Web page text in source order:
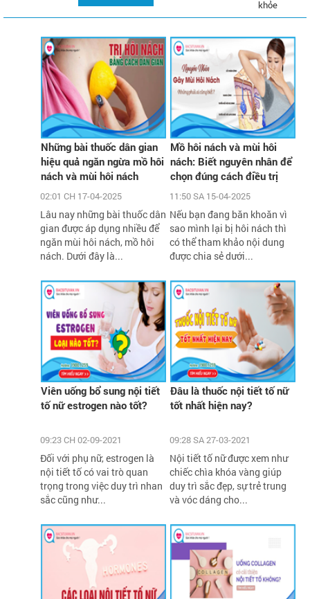
khỏe
Những bài thuốc dân gian
hiệu quả ngăn ngừa mồ hôi
nách và mùi hôi nách
02:01 CH 17-04-2025
Lâu nay những bài thuốc dân
gian được áp dụng nhiều để
ngăn mùi hôi nách, mồ hôi
nách. Dưới đây là...
Mồ hôi nách và mùi hôi
nách: Biết nguyên nhân để
chọn đúng cách điều trị
11:50 SA 15-04-2025
Nếu bạn đang băn khoăn vì
sao mình lại bị hôi nách thì
có thể tham khảo nội dung
được chia sẻ dưới...
Viên uống bổ sung nội tiết
tố nữ estrogen nào tốt?
09:23 CH 02-09-2021
Đối với phụ nữ, estrogen là
nội tiết tố có vai trò quan
trọng trong việc duy trì nhan
sắc cũng như...
Đâu là thuốc nội tiết tố nữ
tốt nhất hiện nay?
09:28 SA 27-03-2021
Nội tiết tố nữ được xem như
chiếc chìa khóa vàng giúp
duy trì sắc đẹp, sự trẻ trung
và vóc dáng cho...